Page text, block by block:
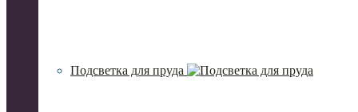
Подсветка для пруда